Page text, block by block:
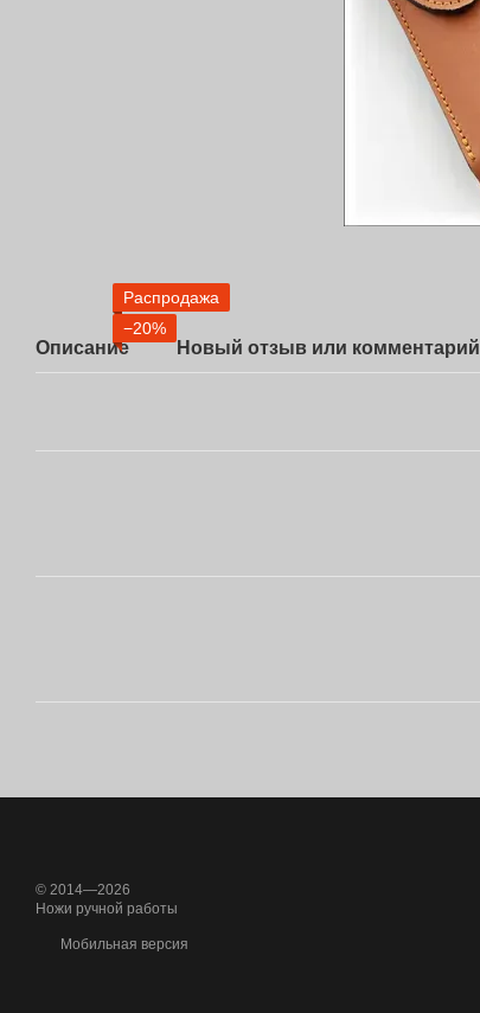
Распродажа
−20%
Описание Новый отзыв или комментарий
© 2014—2026
Ножи ручной работы
Мобильная версия